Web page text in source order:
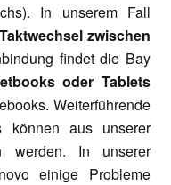
In unserem Fall
Taktwechsel zwischen
findet die Bay
oder Tablets
Weiterführende
können aus unserer
werden. In unserer
einige Probleme